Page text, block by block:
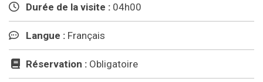
Durée de la visite : 04h00
Langue : Français
Réservation : Obligatoire